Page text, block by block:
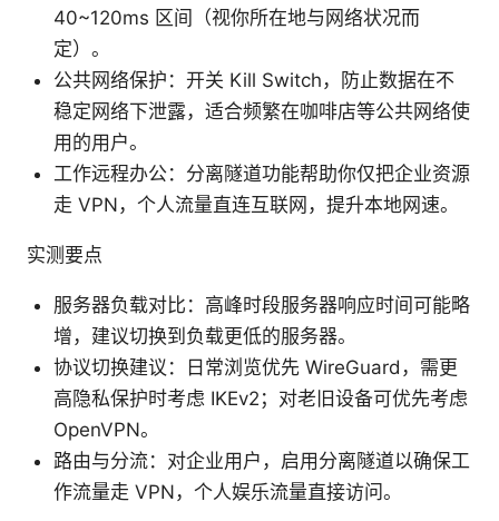
40~120ms 区间（视你所在地与网络状况而
定）。
公共网络保护：开关 Kill Switch，防止数据在不
稳定网络下泄露，适合频繁在咖啡店等公共网络使
用的用户。
工作远程办公：分离隧道功能帮助你仅把企业资源
走 VPN，个人流量直连互联网，提升本地网速。
实测要点
服务器负载对比：高峰时段服务器响应时间可能略
增，建议切换到负载更低的服务器。
协议切换建议：日常浏览优先 WireGuard，需更
高隐私保护时考虑 IKEv2；对老旧设备可优先考虑
OpenVPN。
路由与分流：对企业用户，启用分离隧道以确保工
作流量走 VPN，个人娱乐流量直接访问。